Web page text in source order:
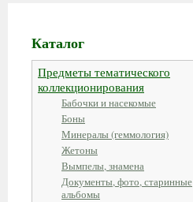
Каталог
Предметы тематического
коллекционирования
Бабочки и насекомые
Боны
Минералы (геммология)
Жетоны
Вымпелы, знамена
Документы, фото, старинные
альбомы